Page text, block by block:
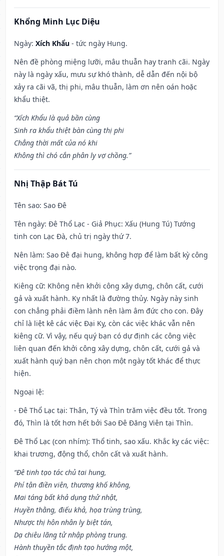
Khổng Minh Lục Diệu
Ngày: Xích Khẩu - tức ngày Hung.
Nên đề phòng miệng lưỡi, mâu thuẫn hay tranh cãi. Ngày
này là ngày xấu, mưu sự khó thành, dễ dẫn đến nội bộ
xảy ra cãi vã, thị phi, mâu thuẫn, làm ơn nên oán hoặc
khẩu thiệt.
“Xích Khẩu là quả bần cùng
Sinh ra khẩu thiệt bàn cùng thị phi
Chẳng thời mất của nó khi
Không thì chó cắn phân ly vợ chồng.”
Nhị Thập Bát Tú
Tên sao: Sao Đê
Tên ngày: Đê Thổ Lạc - Giả Phục: Xấu (Hung Tú) Tướng
tinh con Lạc Đà, chủ trị ngày thứ 7.
Nên làm: Sao Đê đại hung, không hợp để làm bất kỳ công
việc trọng đại nào.
Kiêng cữ: Không nên khởi công xây dựng, chôn cất, cưới
gả và xuất hành. Kỵ nhất là đường thủy. Ngày này sinh
con chẳng phải điềm lành nên làm âm đức cho con. Đây
chỉ là liệt kê các việc Đại Kỵ, còn các việc khác vẫn nên
kiêng cữ. Vì vậy, nếu quý bạn có dự định các công việc
liên quan đến khởi công xây dựng, chôn cất, cưới gả và
xuất hành quý bạn nên chọn một ngày tốt khác để thực
hiện.
Ngoại lệ:
- Đê Thổ Lạc tại: Thân, Tý và Thìn trăm việc đều tốt. Trong
đó, Thìn là tốt hơn hết bởi Sao Đê Đăng Viên tại Thìn.
Đê Thổ Lạc (con nhím): Thổ tinh, sao xấu. Khắc kỵ các việc:
khai trương, động thổ, chôn cất và xuất hành.
“Đê tinh tạo tác chủ tai hung,
Phí tận điền viên, thương khố không,
Mai táng bất khả dụng thử nhật,
Huyền thằng, điếu khả, họa trùng trùng,
Nhược thị hôn nhân ly biệt tán,
Dạ chiêu lãng tử nhập phòng trung.
Hành thuyền tắc định tạo hướng một,